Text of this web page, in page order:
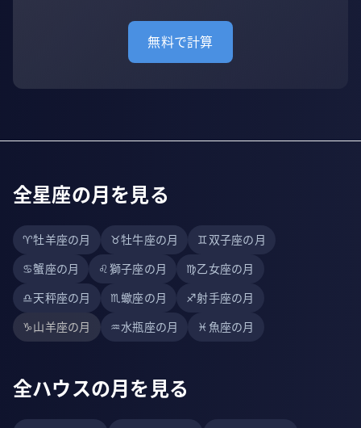
無料で計算
全星座の月を見る
♈牡羊座の月 ♉牡牛座の月 ♊双子座の月
♋蟹座の月 ♌獅子座の月 ♍乙女座の月
♎天秤座の月 ♏蠍座の月 ♐射手座の月
♑山羊座の月 ♒水瓶座の月 ♓ 魚座の月
全ハウスの月を見る